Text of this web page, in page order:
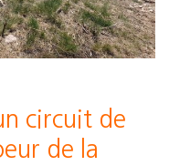
circuit de
de la